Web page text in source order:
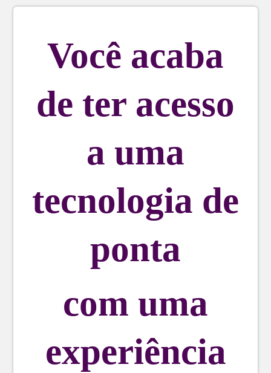
Você acaba
de ter acesso
a uma
tecnologia de
ponta
com uma
experiência